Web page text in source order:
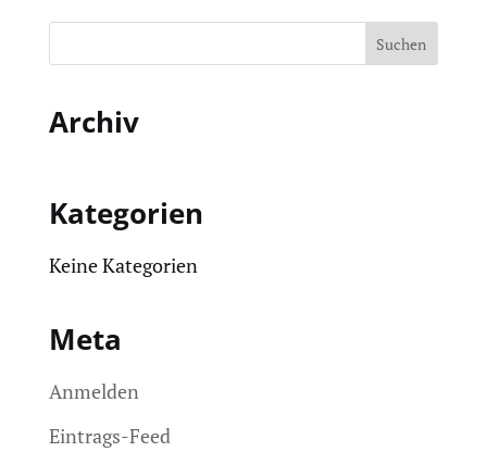
Archiv
Kategorien
Keine Kategorien
Meta
Anmelden
Eintrags-Feed